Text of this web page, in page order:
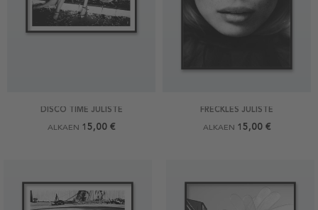
DISCO TIME JULISTE
ALKAEN 15,00 €
FRECKLES JULISTE
ALKAEN 15,00 €